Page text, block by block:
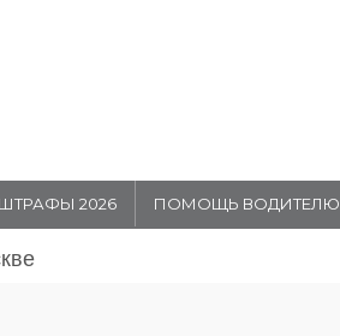
ШТРАФЫ 2026 ПОМОЩЬ ВОДИТЕЛЮ
в Москве